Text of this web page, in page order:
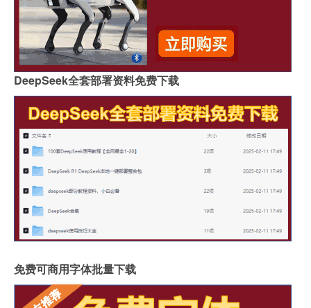
DeepSeek全套部署资料免费下载
免费可商用字体批量下载